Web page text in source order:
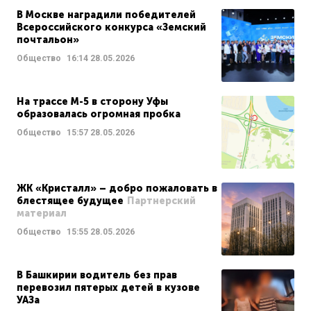
В Москве наградили победителей
Всероссийского конкурса «Земский
почтальон»
Общество 16:14 28.05.2026
На трассе М-5 в сторону Уфы
образовалась огромная пробка
Общество 15:57 28.05.2026
ЖК «Кристалл» – добро пожаловать в
блестящее будущее Партнерский
материал
Общество 15:55 28.05.2026
В Башкирии водитель без прав
перевозил пятерых детей в кузове
УАЗа